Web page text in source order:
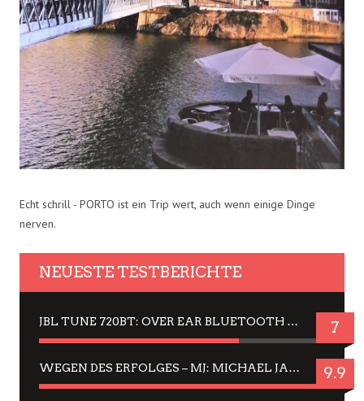
Echt schrill - PORTO ist ein Trip wert, auch wenn einige Dinge
nerven.
NEUESTE TESTBERICHTE
JBL TUNE 720BT: OVER EAR BLUETOOTH KOPFHÖRER UM DIE 50,-€ IM DAUER-TEST 7
WEGEN DES ERFOLGES – MJ: MICHAEL JACKSON MUSICAL IN EINER MATINEE SEHEN 9.9